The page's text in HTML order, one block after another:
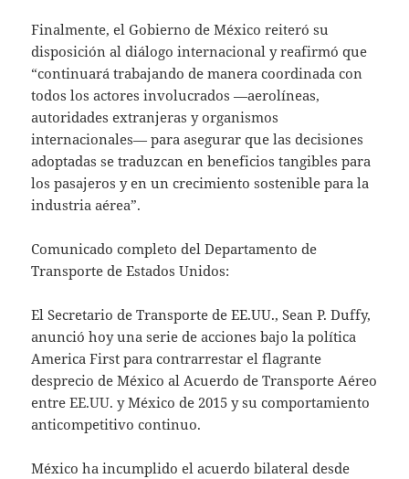
Finalmente, el Gobierno de México reiteró su
disposición al diálogo internacional y reafirmó que
“continuará trabajando de manera coordinada con
todos los actores involucrados —aerolíneas,
autoridades extranjeras y organismos
internacionales— para asegurar que las decisiones
adoptadas se traduzcan en beneficios tangibles para
los pasajeros y en un crecimiento sostenible para la
industria aérea”.
Comunicado completo del Departamento de
Transporte de Estados Unidos:
El Secretario de Transporte de EE.UU., Sean P. Duffy,
anunció hoy una serie de acciones bajo la política
America First para contrarrestar el flagrante
desprecio de México al Acuerdo de Transporte Aéreo
entre EE.UU. y México de 2015 y su comportamiento
anticompetitivo continuo.
México ha incumplido el acuerdo bilateral desde